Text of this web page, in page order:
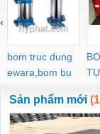
bom truc dung
ewara,bom bu
ewara
‹
Sản phẩm mới